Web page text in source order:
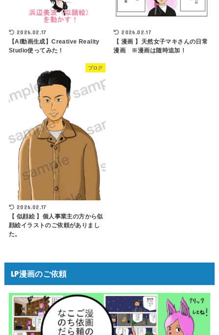
2026.02.17
【AI動画生成】Creative Reality
Studio使ってみた！
2026.02.17
【 漫画 】天然女子マキさんの日常
漫画 ※漫画は随時追加！
ブログ
2026.02.17
【 似顔絵 】個人事業主の方から似
顔絵イラストのご依頼がありまし
た。
LP漫画のご依頼